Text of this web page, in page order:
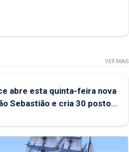
VER MAIS
abre esta quinta-feira nova
Sebastião e cria 30 postos